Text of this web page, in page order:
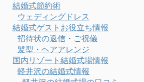
結婚式節約術
ウェディングドレス
結婚式ゲストお役立ち情報
招待状の返信・ご祝儀
髪型・ヘアアレンジ
国内リゾート結婚式場情報
軽井沢の結婚式情報